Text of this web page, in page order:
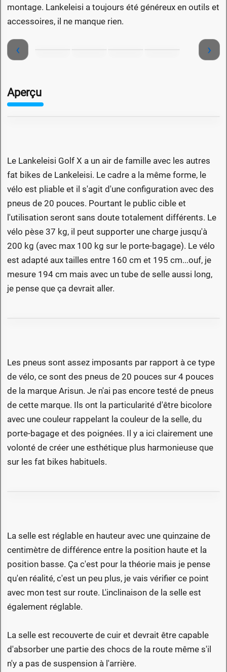
montage. Lankeleisi a toujours été généreux en outils et
accessoires, il ne manque rien.
‹ ›
Aperçu
Le Lankeleisi Golf X a un air de famille avec les autres
fat bikes de Lankeleisi. Le cadre a la même forme, le
vélo est pliable et il s'agit d'une configuration avec des
pneus de 20 pouces. Pourtant le public cible et
l'utilisation seront sans doute totalement différents. Le
vélo pèse 37 kg, il peut supporter une charge jusqu'à
200 kg (avec max 100 kg sur le porte-bagage). Le vélo
est adapté aux tailles entre 160 cm et 195 cm...ouf, je
mesure 194 cm mais avec un tube de selle aussi long,
je pense que ça devrait aller.
Les pneus sont assez imposants par rapport à ce type
de vélo, ce sont des pneus de 20 pouces sur 4 pouces
de la marque Arisun. Je n'ai pas encore testé de pneus
de cette marque. Ils ont la particularité d'être bicolore
avec une couleur rappelant la couleur de la selle, du
porte-bagage et des poignées. Il y a ici clairement une
volonté de créer une esthétique plus harmonieuse que
sur les fat bikes habituels.
La selle est réglable en hauteur avec une quinzaine de
centimètre de différence entre la position haute et la
position basse. Ça c'est pour la théorie mais je pense
qu'en réalité, c'est un peu plus, je vais vérifier ce point
avec mon test sur route. L'inclinaison de la selle est
également réglable.
La selle est recouverte de cuir et devrait être capable
d'absorber une partie des chocs de la route même s'il
n'y a pas de suspension à l'arrière.